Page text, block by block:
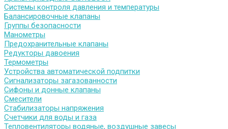
Системы контроля давления и температуры
Балансировочные клапаны
Группы безопасности
Манометры
Предохранительные клапаны
Редукторы давоения
Термометры
Устройства автоматической подпитки
Сигнализаторы загазованности
Сифоны и донные клапаны
Смесители
Стабилизаторы напряжения
Счетчики для воды и газа
Тепловентиляторы водяные, воздушные завесы